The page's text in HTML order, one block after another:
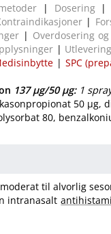
| Dosering
|
| Overdosering og
|
| SPC
137 μg​/​50 μg: 1
50 μg,
80,
til alvorlig
intranasalt